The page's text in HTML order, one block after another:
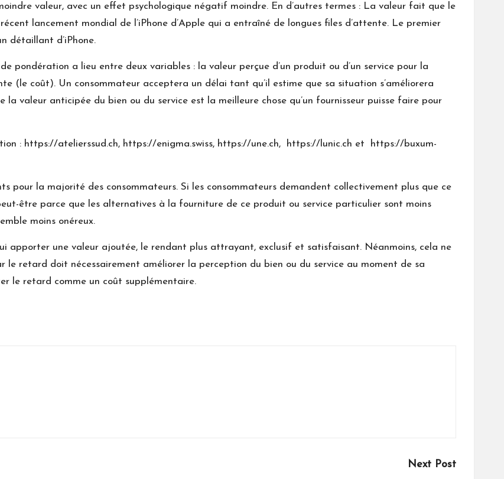
valeur, avec un effet psychologique négatif moindre. En d’autres termes : La valeur fait que le
lancement mondial de l’iPhone d’Apple qui a entraîné de longues files d’attente. Le premier
détaillant d’iPhone.
pondération a lieu entre deux variables : la valeur perçue d’un produit ou d’un service pour la
(le coût). Un consommateur acceptera un délai tant qu’il estime que sa situation s’améliorera
valeur anticipée du bien ou du service est la meilleure chose qu’un fournisseur puisse faire pour
: https://atelierssud.ch, https://enigma.swiss, https://une.ch, https://lunic.ch et
https://buxum-
pour la majorité des consommateurs. Si les consommateurs demandent collectivement plus que ce
être parce que les alternatives à la fourniture de ce produit ou service particulier sont moins
moins onéreux.
apporter une valeur ajoutée, le rendant plus attrayant, exclusif et satisfaisant. Néanmoins, cela ne
le retard doit nécessairement améliorer la perception du bien ou du service au moment de sa
le retard comme un coût supplémentaire.
Next Post